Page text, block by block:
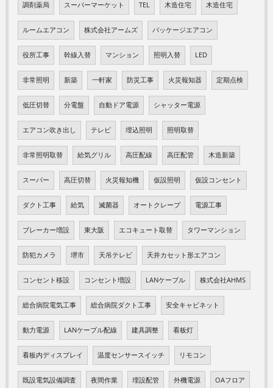
調剤薬局 スーパーマーケット TEL 木造住宅 木造住宅
ルームエアコン 株式会社アームズ パッケージエアコン
役所工事 幹線入替 マンション 照明入替 LED
非常照明 新築 一軒家 防災工事 火災報知器 定期点検
低圧切替 分電盤 自動ドア電源 シャッター電源
エアコン吹き出し テレビ 埋込照明 照明取替
非常照明取替 給気グリル 高圧配線 高圧配管 木造新築
スーパー 高圧切替 火災報知機 仮設照明 仮設コンセント
ダクト工事 給気 滅菌器 オートクレープ 電源工事
ブレーカー増設 東大阪 エコキュート取替 タワーマンション
防犯カメラ 堺市 天吊テレビ 天井カセット形エアコン
コンセント移設 コンセント増設 LANケーブル 株式会社AHMS
総合病院電気工事 総合病院ダクト工事 安全キャビネット
動力電源 LANケーブル配線 建具調整 看板灯
看板内ディスプレイ 温度センサースイッチ リモコン
既設電気設備調査 夜間作業 埋設配管 外機電源 OAフロア